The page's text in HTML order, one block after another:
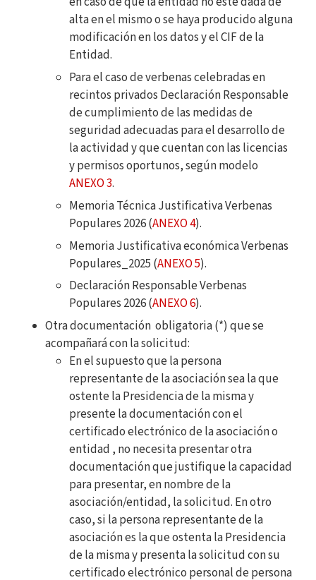
alta en el mismo o se haya producido alguna
modificación en los datos y el CIF de la
Entidad.
Para el caso de verbenas celebradas en
recintos privados Declaración Responsable
de cumplimiento de las medidas de
seguridad adecuadas para el desarrollo de
la actividad y que cuentan con las licencias
y permisos oportunos, según modelo
ANEXO 3.
Memoria Técnica Justificativa Verbenas
Populares 2026 (ANEXO 4).
Memoria Justificativa económica Verbenas
Populares_2025 (ANEXO 5).
Declaración Responsable Verbenas
Populares 2026 (ANEXO 6).
Otra documentación obligatoria (*) que se
acompañará con la solicitud:
En el supuesto que la persona
representante de la asociación sea la que
ostente la Presidencia de la misma y
presente la documentación con el
certificado electrónico de la asociación o
entidad , no necesita presentar otra
documentación que justifique la capacidad
para presentar, en nombre de la
asociación/entidad, la solicitud. En otro
caso, si la persona representante de la
asociación es la que ostenta la Presidencia
de la misma y presenta la solicitud con su
certificado electrónico personal de persona